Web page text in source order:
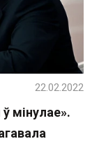
мінулае».
22.02.2022